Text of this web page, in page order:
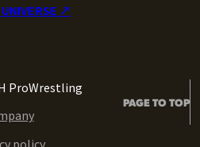
LINE
YouTube (En)